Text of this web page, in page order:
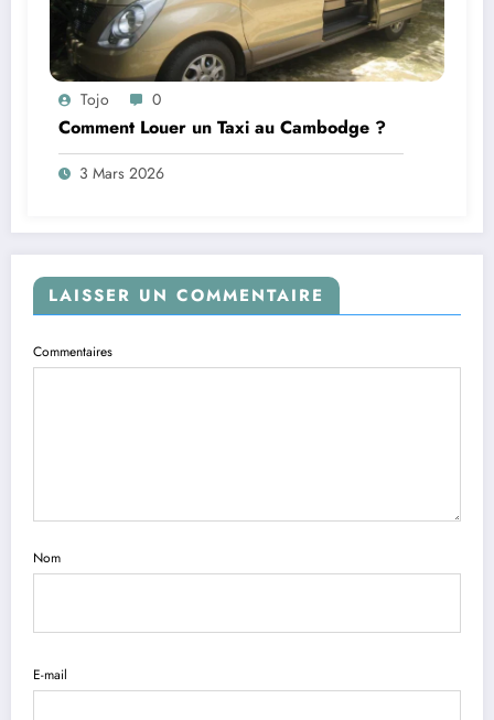
Tojo 0
Comment Louer un Taxi au Cambodge ?
3 Mars 2026
LAISSER UN COMMENTAIRE
Commentaires
Nom
E-mail